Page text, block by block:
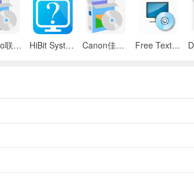
Lenovo联想 ThinkPad SL300/SL400/SL500笔记本BIOS HiBit System Information(系统信息检测工具) Canon佳能 iR 2545i数码复合机UFR II驱动 Free Text to Speech